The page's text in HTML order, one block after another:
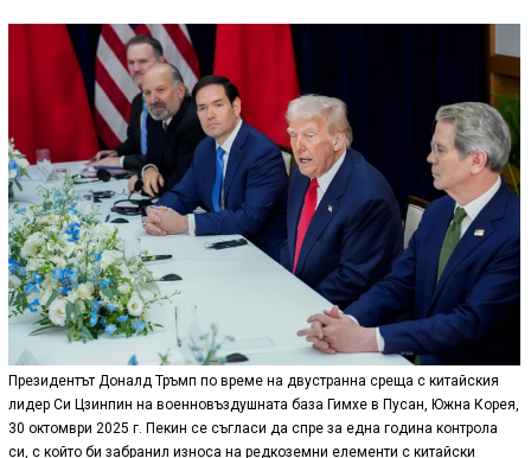
Президентът Доналд Тръмп по време на двустранна среща с китайския
лидер Си Цзинпин на военновъздушната база Гимхе в Пусан, Южна Корея,
30 октомври 2025 г. Пекин се съгласи да спре за една година контрола
си, с който би забранил износа на редкоземни елементи с китайски